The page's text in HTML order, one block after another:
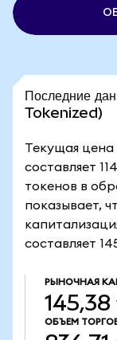
Последние
Tokenized)
Текущая цена
составляет
токенов в
показывает,
составляет
РЫНОЧНАЯ
145,38
ОБЪЕМ